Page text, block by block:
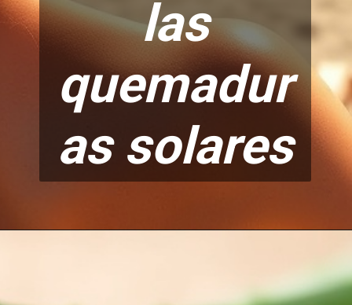
las
quemadur
as solares